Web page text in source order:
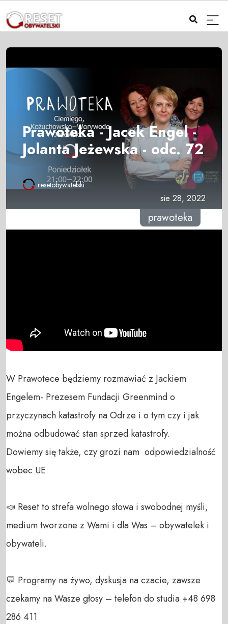
Prawoteka - Jacek Engel -
Jolanta Jeżewska - odc. 72
resetobywatelski
sie 28, 2022
prawoteka
W Prawotece będziemy rozmawiać z Jackiem
Engelem- Prezesem Fundacji Greenmind o
przyczynach katastrofy na Odrze i o tym czy i jak
można odbudować stan sprzed katastrofy.
Dowiemy się także, czy grozi nam  odpowiedzialność
wobec UE
📣 Reset to strefa wolnego słowa i swobodnej myśli,
medium tworzone z Wami i dla Was – obywatelek i
obywateli.
💬 Programy na żywo, dyskusja na czacie, zawsze
czekamy na Wasze głosy – telefon do studia +48 698
286 411